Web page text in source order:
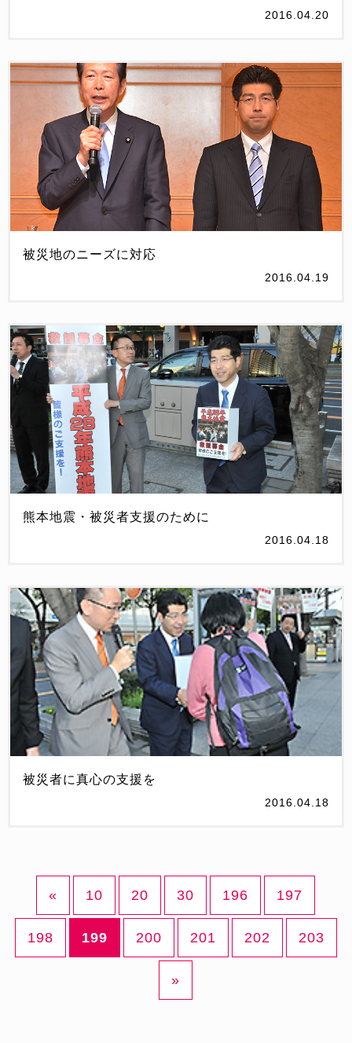
2016.04.20
被災地のニーズに対応
2016.04.19
熊本地震・被災者支援のために
2016.04.18
被災者に真心の支援を
2016.04.18
« 10 20 30 196 197
198 199 200 201 202 203
»